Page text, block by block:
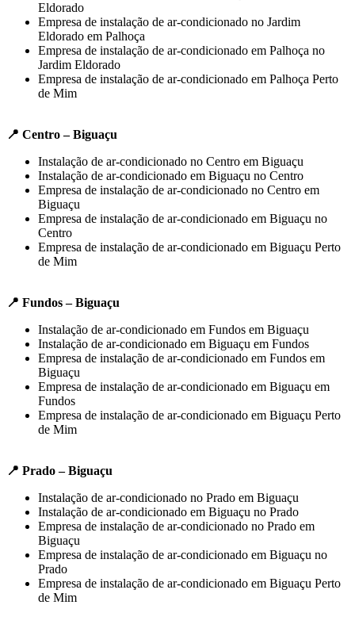
Eldorado
Empresa de instalação de ar-condicionado no Jardim
Eldorado em Palhoça
Empresa de instalação de ar-condicionado em Palhoça no
Jardim Eldorado
Empresa de instalação de ar-condicionado em Palhoça Perto
de Mim
📍 Centro – Biguaçu
Instalação de ar-condicionado no Centro em Biguaçu
Instalação de ar-condicionado em Biguaçu no Centro
Empresa de instalação de ar-condicionado no Centro em
Biguaçu
Empresa de instalação de ar-condicionado em Biguaçu no
Centro
Empresa de instalação de ar-condicionado em Biguaçu Perto
de Mim
📍 Fundos – Biguaçu
Instalação de ar-condicionado em Fundos em Biguaçu
Instalação de ar-condicionado em Biguaçu em Fundos
Empresa de instalação de ar-condicionado em Fundos em
Biguaçu
Empresa de instalação de ar-condicionado em Biguaçu em
Fundos
Empresa de instalação de ar-condicionado em Biguaçu Perto
de Mim
📍 Prado – Biguaçu
Instalação de ar-condicionado no Prado em Biguaçu
Instalação de ar-condicionado em Biguaçu no Prado
Empresa de instalação de ar-condicionado no Prado em
Biguaçu
Empresa de instalação de ar-condicionado em Biguaçu no
Prado
Empresa de instalação de ar-condicionado em Biguaçu Perto
de Mim